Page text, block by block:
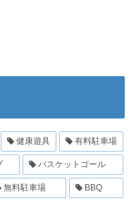
健康遊具 有料駐車場
バスケットゴール
無料駐車場 BBQ